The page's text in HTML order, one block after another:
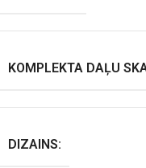
KOMPLEKTA DAĻU
DIZAINS: